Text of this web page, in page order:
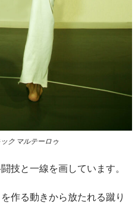
ク マルテーロゥ
技と一線を画しています。
作る動きから放たれる蹴り